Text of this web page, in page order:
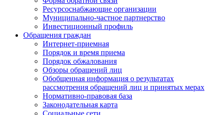
Ресурсоснабжающие организации
Муниципально-частное партнерство
Инвестиционный профиль
Обращения граждан
Интернет-приемная
Порядок и время приема
Порядок обжалования
Обзоры обращений лиц
Обобщенная информация о результатах
рассмотрения обращений лиц и принятых мерах
Нормативно-правовая база
Законодательная карта
Социальные сети